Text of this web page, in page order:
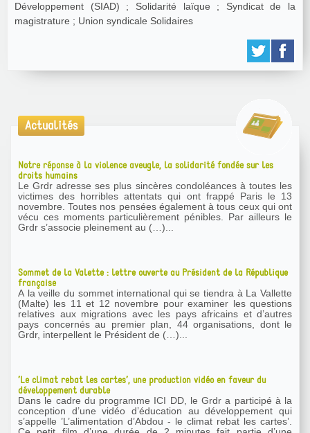
Développement (SIAD) ; Solidarité laïque ; Syndicat de la
magistrature ; Union syndicale Solidaires
Actualités
Notre réponse à la violence aveugle, la solidarité fondée sur les
droits humains
Le Grdr adresse ses plus sincères condoléances à toutes les
victimes des horribles attentats qui ont frappé Paris le 13
novembre. Toutes nos pensées également à tous ceux qui ont
vécu ces moments particulièrement pénibles. Par ailleurs le
Grdr s’associe pleinement au (…)...
Sommet de la Valette : lettre ouverte au Président de la République
française
A la veille du sommet international qui se tiendra à La Vallette
(Malte) les 11 et 12 novembre pour examiner les questions
relatives aux migrations avec les pays africains et d’autres
pays concernés au premier plan, 44 organisations, dont le
Grdr, interpellent le Président de (…)...
’Le climat rebat les cartes’, une production vidéo en faveur du
développement durable
Dans le cadre du programme ICI DD, le Grdr a participé à la
conception d’une vidéo d’éducation au développement qui
s’appelle ’L’alimentation d’Abdou - le climat rebat les cartes’.